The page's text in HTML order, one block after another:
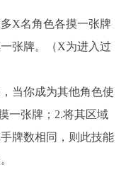
X名角色各摸一张牌
张牌。（X为进入过
当你成为其他角色使
一张牌；2.将其区域
牌数相同，则此技能